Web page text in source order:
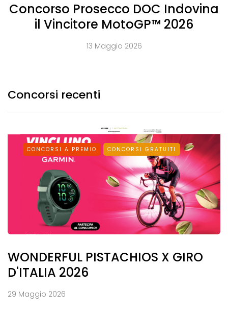
Concorso Prosecco DOC Indovina
il Vincitore MotoGP™ 2026
13 Maggio 2026
Concorsi recenti
CONCORSI A PREMIO CONCORSI GRATUITI
WONDERFUL PISTACHIOS X GIRO
D'ITALIA 2026
29 Maggio 2026